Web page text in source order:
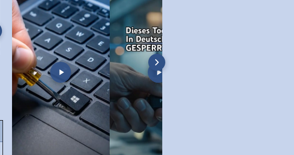
Windows 98 Boot-Screen
Dateien unter Windows kopieren (Win
XP bis Win 11!)